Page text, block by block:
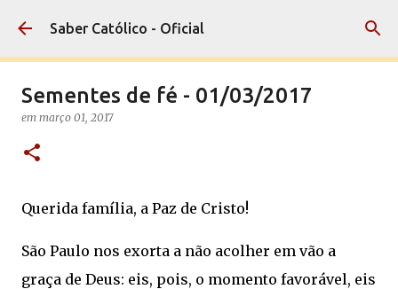
Pular para o conteúdo principal
Saber Católico - Oficial
Sementes de fé - 01/03/2017
em março 01, 2017
Querida família, a Paz de Cristo!
São Paulo nos exorta a não acolher em vão a
graça de Deus: eis, pois, o momento favorável, eis